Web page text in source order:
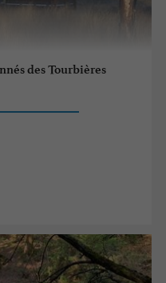
des Tourbières